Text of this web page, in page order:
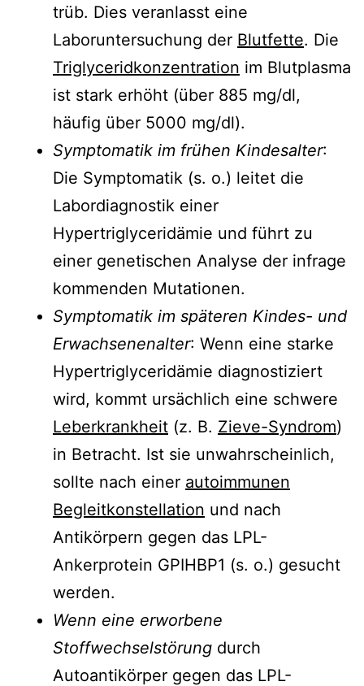
trüb. Dies veranlasst eine
Laboruntersuchung der Blutfette. Die
Triglyceridkonzentration im Blutplasma
ist stark erhöht (über 885 mg/dl,
häufig über 5000 mg/dl).
Symptomatik im frühen Kindesalter:
Die Symptomatik (s. o.) leitet die
Labordiagnostik einer
Hypertriglyceridämie und führt zu
einer genetischen Analyse der infrage
kommenden Mutationen.
Symptomatik im späteren Kindes- und
Erwachsenenalter: Wenn eine starke
Hypertriglyceridämie diagnostiziert
wird, kommt ursächlich eine schwere
Leberkrankheit (z. B. Zieve-Syndrom)
in Betracht. Ist sie unwahrscheinlich,
sollte nach einer autoimmunen
Begleitkonstellation und nach
Antikörpern gegen das LPL-
Ankerprotein GPIHBP1 (s. o.) gesucht
werden.
Wenn eine erworbene
Stoffwechselstörung durch
Autoantikörper gegen das LPL-